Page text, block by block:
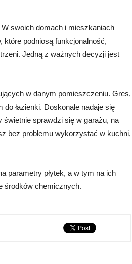
swoich domach i mieszkaniach
podniosą funkcjonalność,
Jedną z ważnych decyzji jest
w danym pomieszczeniu. Gres,
łazienki. Doskonale nadaje się
świetnie sprawdzi się w garażu, na
bez problemu wykorzystać w kuchni,
parametry płytek, a w tym na ich
środków chemicznych.